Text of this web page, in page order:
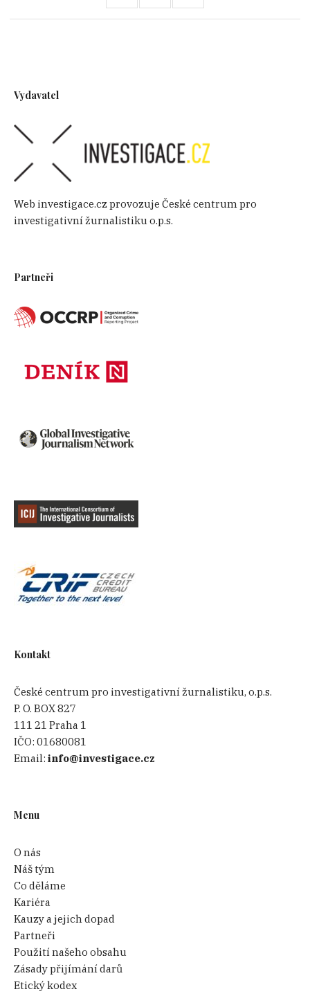
Vydavatel
Web investigace.cz provozuje České centrum pro
investigativní žurnalistiku o.p.s.
Partneři
Kontakt
České centrum pro investigativní žurnalistiku, o.p.s.
P. O. BOX 827
111 21 Praha 1
IČO:01680081
Email:info@investigace.cz
Menu
O nás
Náš tým
Co děláme
Kariéra
Kauzy a jejich dopad
Partneři
Použití našeho obsahu
Zásady přijímání darů
Etický kodex